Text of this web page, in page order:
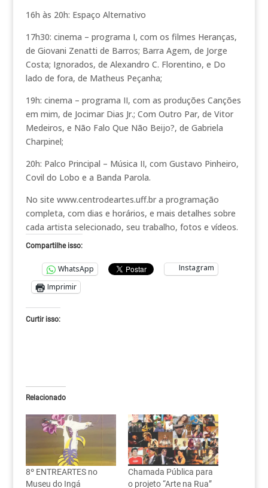
16h às 20h: Espaço Alternativo
17h30: cinema – programa I, com os filmes Heranças,
de Giovani Zenatti de Barros; Barra Agem, de Jorge
Costa; Ignorados, de Alexandro C. Florentino, e Do
lado de fora, de Matheus Peçanha;
19h: cinema – programa II, com as produções Canções
em mim, de Jocimar Dias Jr.; Com Outro Par, de Vitor
Medeiros, e Não Falo Que Não Beijo?, de Gabriela
Charpinel;
20h: Palco Principal – Música II, com Gustavo Pinheiro,
Covil do Lobo e a Banda Parola.
No site www.centrodeartes.uff.br a programação
completa, com dias e horários, e mais detalhes sobre
cada artista selecionado, seu trabalho, fotos e vídeos.
Compartilhe isso:
WhatsApp
Instagram
Imprimir
Curtir isso:
Relacionado
8º ENTREARTES no
Museu do Ingá
Chamada Pública para
o projeto “Arte na Rua”